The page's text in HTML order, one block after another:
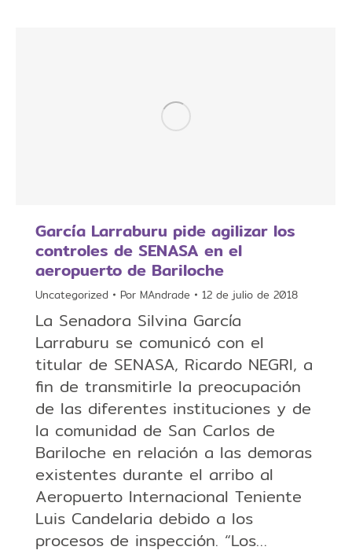
García Larraburu pide agilizar los
controles de SENASA en el
aeropuerto de Bariloche
Uncategorized Por MAndrade 12 de julio de 2018
La Senadora Silvina García
Larraburu se comunicó con el
titular de SENASA, Ricardo NEGRI, a
fin de transmitirle la preocupación
de las diferentes instituciones y de
la comunidad de San Carlos de
Bariloche en relación a las demoras
existentes durante el arribo al
Aeropuerto Internacional Teniente
Luis Candelaria debido a los
procesos de inspección. “Los…